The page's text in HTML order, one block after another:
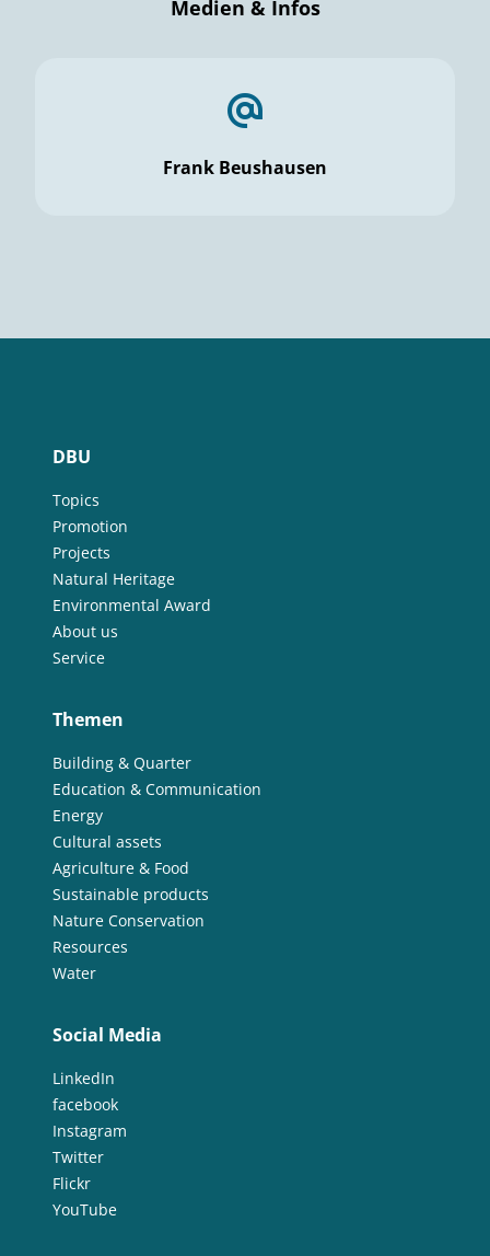
Medien & Infos
Frank Beushausen
DBU
Topics
Promotion
Projects
Natural Heritage
Environmental Award
About us
Service
Themen
Building & Quarter
Education & Communication
Energy
Cultural assets
Agriculture & Food
Sustainable products
Nature Conservation
Resources
Water
Social Media
LinkedIn
facebook
Instagram
Twitter
Flickr
YouTube